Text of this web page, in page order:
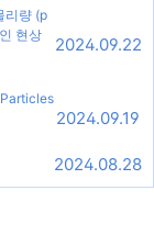
리량 (p
현상
2024.09.22
2024.09.19
2024.08.28